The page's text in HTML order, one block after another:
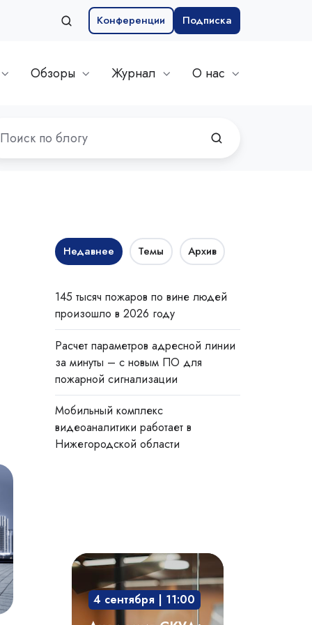
Конференции Подписка
Обзоры Журнал О нас
Недавнее Темы Архив
145 тысяч пожаров по вине людей
произошло в 2026 году
Расчет параметров адресной линии
за минуты – с новым ПО для
пожарной сигнализации
Мобильный комплекс
видеоаналитики работает в
Нижегородской области
Академия
СКУД:
мобильный
доступ,
4 сентября | 11:00